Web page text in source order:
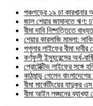
পঞ্চগড়ের ১৯ চা কারখানার
জাল শেয়ার জামানতে ঋণ:
বীমা দাবি নিষ্পত্তিতে
শেয়ার কারসাজি মামলা:
পপুলার লাইফের বীমা
কর্ণফুলী ইন্স্যুরেন্সের অর্ধ-
প্রোটেক্টিভ লাইফের সঙ্গে
কাঠমান্ডু গেলেন
বীমা মার্কেটিংয়ের যাদুকর
বীমা আইন লঙ্ঘনের ব্যাখ্যা